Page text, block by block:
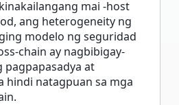
mai -host
ang heterogeneity ng
modelo ng seguridad
chain ay nagbibigay-
pagpapasadya at
hindi natagpuan sa mga